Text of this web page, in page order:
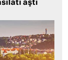
aştı